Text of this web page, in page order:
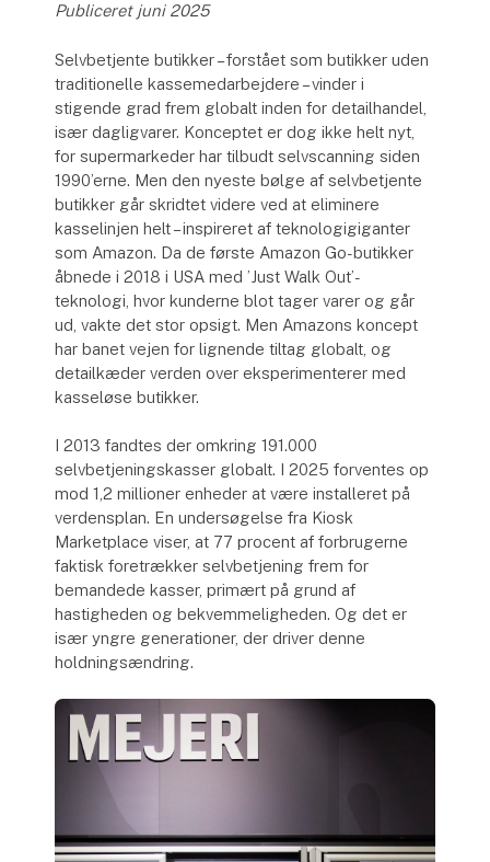
Publiceret juni 2025
Selvbetjente butikker – forstået som butikker uden
traditionelle kassemedarbejdere – vinder i
stigende grad frem globalt inden for detailhandel,
især dagligvarer. Konceptet er dog ikke helt nyt,
for supermarkeder har tilbudt selvscanning siden
1990’erne. Men den nyeste bølge af selvbetjente
butikker går skridtet videre ved at eliminere
kasselinjen helt – inspireret af teknologigiganter
som Amazon. Da de første Amazon Go-butikker
åbnede i 2018 i USA med ’Just Walk Out’-
teknologi, hvor kunderne blot tager varer og går
ud, vakte det stor opsigt. Men Amazons koncept
har banet vejen for lignende tiltag globalt, og
detailkæder verden over eksperimenterer med
kasseløse butikker.
I 2013 fandtes der omkring 191.000
selvbetjeningskasser globalt. I 2025 forventes op
mod 1,2 millioner enheder at være installeret på
verdensplan. En undersøgelse fra Kiosk
Marketplace viser, at 77 procent af forbrugerne
faktisk foretrækker selvbetjening frem for
bemandede kasser, primært på grund af
hastigheden og bekvemmeligheden. Og det er
især yngre generationer, der driver denne
holdningsændring.